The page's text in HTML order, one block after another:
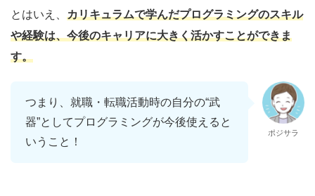
とはいえ、 カリキュラムで学んだプログラミングのスキル
や経験は、今後のキャリアに大きく活かすことができま
す。
つまり、就職・転職活動時の自分の“武
器”としてプログラミングが今後使えると
いうこと！
ポジサラ